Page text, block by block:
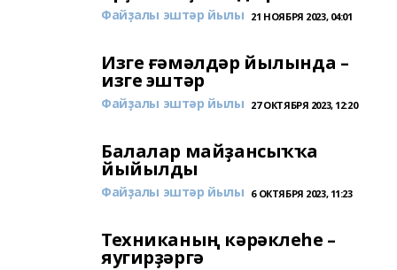
Файҙалы эштәр йылы 21 НОЯБРЯ 2023, 04:01
Изге ғәмәлдәр йылында –
изге эштәр
Файҙалы эштәр йылы 27 ОКТЯБРЯ 2023, 12:20
Балалар майҙансыҡҡа
йыйылды
Файҙалы эштәр йылы 6 ОКТЯБРЯ 2023, 11:23
Техниканың кәрәклеһе –
яугирҙәргә